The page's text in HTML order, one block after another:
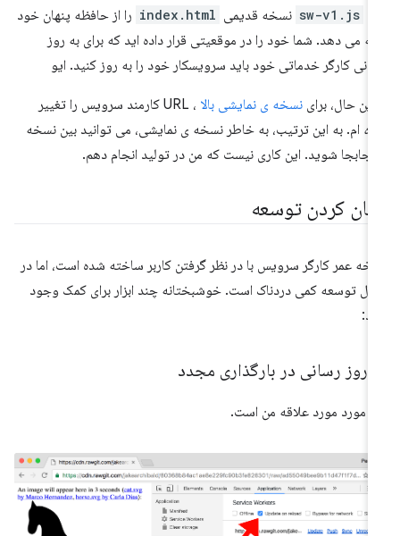
sw-v1.js نسخه قدیمی index.html را از حافظه پنهان خود
می دهد. شما خود را در موقعیتی قرار داده اید که برای به روز
کارگر خدماتی خود باید سرویسکار خود را به روز کنید. ایو
این حال، براینسخه ی نمایشی بالا ، URL کارمند سرویس را تغییر
ام. به این ترتیب، به خاطر نسخه ی نمایشی، می توانید بین نسخه
جابجا شوید. این کاری نیست که من در تولید انجام دهم.
کردن توسعه
عمر کارگر سرویس با در نظر گرفتن کاربر ساخته شده است، اما در
توسعه کمی دردناک است. خوشبختانه چند ابزار برای کمک وجود
روز رسانی در بارگذاری مجدد
مورد مورد علاقه من است.